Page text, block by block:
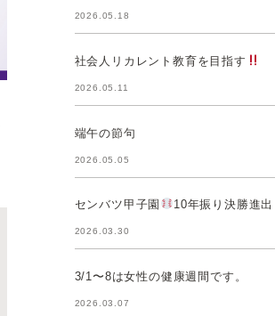
2026.05.18
社会人リカレント教育を目指す
2026.05.11
端午の節句
2026.05.05
センバツ甲子園 10年振り決勝進出
2026.03.30
3/1〜8は女性の健康週間です。
2026.03.07